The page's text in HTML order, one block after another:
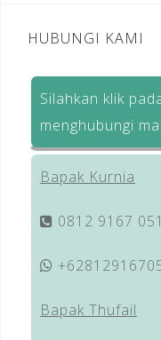
HUBUNGI KAMI
Silahkan klik
menghubungi
Bapak Kurnia
0812 9167
Bapak Thufail